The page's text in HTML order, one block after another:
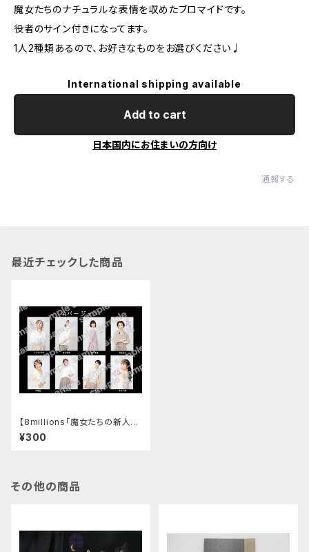
魔女たちのナチュラルな表情を収めたブロマイドです。
役者のサイン付きになってます。
1人2種類あるので、お好きなものをお選びください♩
International shipping available
Add to cart
日本国内にお住まいの方向け
通報する
最近チェックした商品
【8millions「魔女たちの新人歓
迎会」】ブロマイド
¥300
その他の商品